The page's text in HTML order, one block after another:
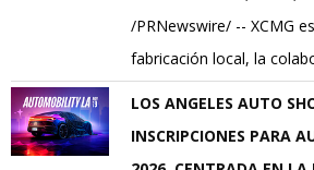
/PRNewswire/ -- XCMG
fabricación local, la
LOS ANGELES AUTO
INSCRIPCIONES PARA